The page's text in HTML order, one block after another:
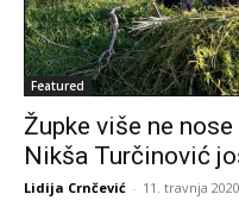
Featured
Župke više ne
Nikša Turčinović
Lidija Crnčević - 11. travnja